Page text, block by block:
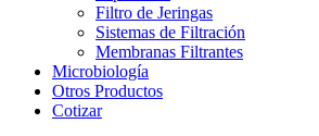
Filtro de Jeringas
Sistemas de Filtración
Membranas Filtrantes
Microbiología
Otros Productos
Cotizar